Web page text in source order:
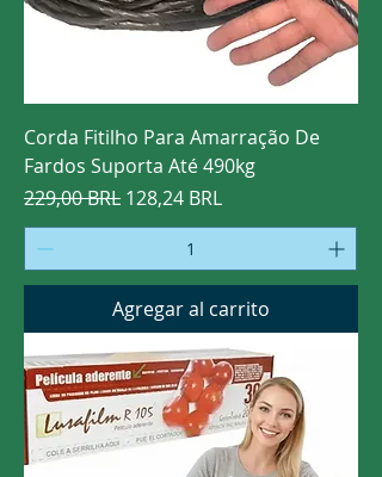
Corda Fitilho Para Amarração De
Fardos Suporta Até 490kg
Precio
229,00 BRL Precio de oferta
128,24 BRL
Agregar al carrito